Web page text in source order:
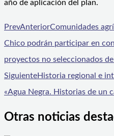
año de aplicación del plan.
PrevAnteriorComunidades
Chico podrán participar en
proyectos no seleccionados
SiguienteHistoria regional e
«Agua Negra. Historias de un
Otras noticias